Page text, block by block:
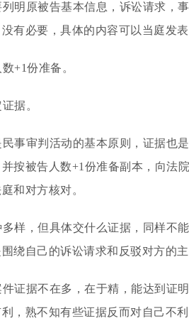
明原被告基本信息，诉讼请求，
有必要，具体的内容可以当庭发
+1份准备。
据。
事审判活动的基本原则，证据也
按被告人数+1份准备副本，向法
和对方核对。
样，但具体交什么证据，同样不
绕自己的诉讼请求和反驳对方的主
证据不在多，在于精，能达到证
，熟不知有些证据反而对自己不